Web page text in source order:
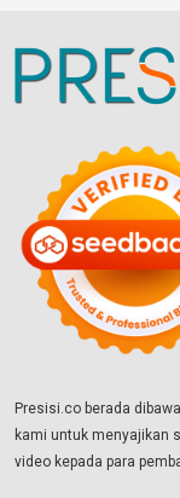
Presisi.co berada
kami untuk menyajikan
video kepada para